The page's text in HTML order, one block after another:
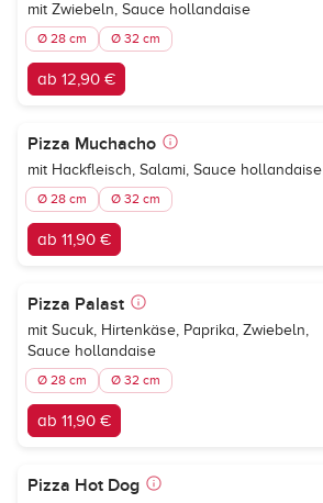
mit Zwiebeln, Sauce hollandaise
Ø 28 cm Ø 32 cm
ab 12,90 €
Pizza Muchacho
mit Hackfleisch, Salami, Sauce hollandaise
Ø 28 cm Ø 32 cm
ab 11,90 €
Pizza Palast
mit Sucuk, Hirtenkäse, Paprika, Zwiebeln,
Sauce hollandaise
Ø 28 cm Ø 32 cm
ab 11,90 €
Pizza Hot Dog